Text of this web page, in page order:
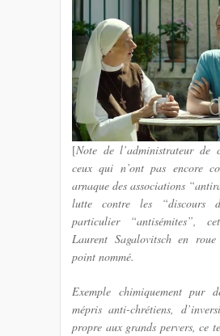
[Note de l’administrateur
ceux qui n’ont pas encore
arnaque des associations
lutte contre les “discours
particulier “antisémites”,
Laurent Sagalovitsch en
point nommé.
Exemple chimiquement pur
mépris anti-chrétiens,
propre aux grands pervers, ce